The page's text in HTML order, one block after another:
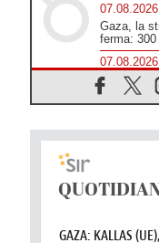
07.08.2026
Gaza, la
ferma:
07.08.2026
Medio
Libano e
Il
Youth
06.08.2026
In un
06.08.2026